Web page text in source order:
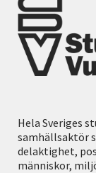
Hela Sveriges
samhällsaktör
delaktighet,
människor,